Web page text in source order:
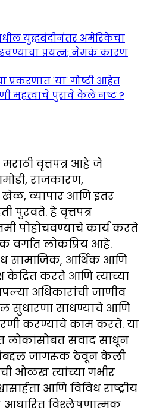
युद्धबंदीनंतर अमेरिकेचा
प्रयत्न; नेमकं कारण
प्रकरणात 'या' गोष्टी आहेत
महत्त्वाचे पुरावे केले नष्ट ?
वृत्तपत्र आहे जे
राजकारण,
व्यापार आणि इतर
पुरवते. हे वृत्तपत्र
पोहोचवण्याचे कार्य करते
वर्गात लोकप्रिय आहे.
सामाजिक, आर्थिक आणि
करते आणि त्याच्या
अधिकारांची जाणीव
सुधारणा साधण्याचे आणि
करण्याचे काम करते. या
लोकांसोबत संवाद साधून
जागरूक ठेवून केली
ची ओळख त्यांच्या गंभीर
आणि विविध राष्ट्रीय
आधारित विश्लेषणात्मक